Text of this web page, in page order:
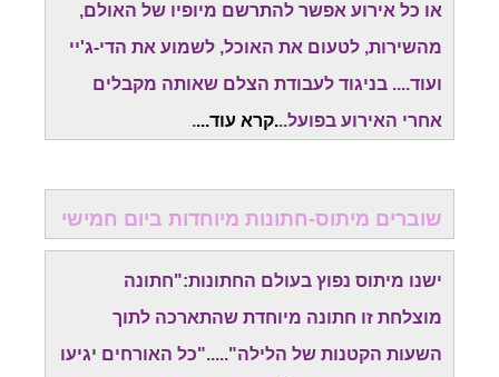
או כל אירוע אפשר להתרשם מיופיו של האולם,
מהשירות, לטעום את האוכל, לשמוע את הדי-ג'יי
ועוד.... בניגוד לעבודת הצלם שאותה מקבלים
אחרי האירוע בפועל...קרא עוד...
.
שוברים מיתוס-חתונות מיוחדות ביום חמישי
ישנו מיתוס נפוץ בעולם החתונות:"חתונה
מוצלחת זו חתונה מיוחדת שהתארכה לתוך
השעות הקטנות של הלילה"....."כל האורחים יגיעו